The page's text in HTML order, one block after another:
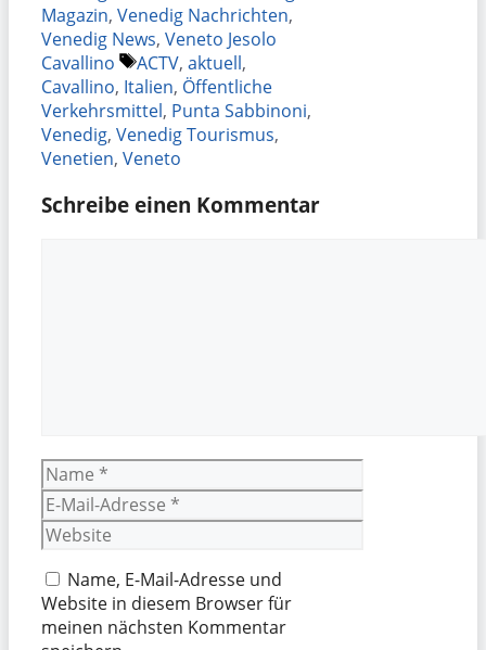
Magazin, Venedig Nachrichten,
Venedig News, Veneto Jesolo
Cavallino
Schlagwörter
ACTV, aktuell,
Cavallino, Italien, Öffentliche
Verkehrsmittel, Punta Sabbinoni,
Venedig, Venedig Tourismus,
Venetien, Veneto
Schreibe einen Kommentar
Name
E-
Mail-
Adresse
Website
Name, E-Mail-Adresse und
Website in diesem Browser für
meinen nächsten Kommentar